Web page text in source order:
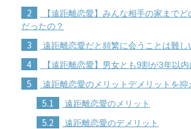
2
【遠距離恋愛】みんな相手の家まで
だったの？
3 遠距離恋愛だと頻繁に会うことは難し
4 【遠距離恋愛】男女とも9割が3年以内
5 遠距離恋愛のメリットデメリットを抑
5.1 遠距離恋愛のメリット
5.2 遠距離恋愛のデメリット